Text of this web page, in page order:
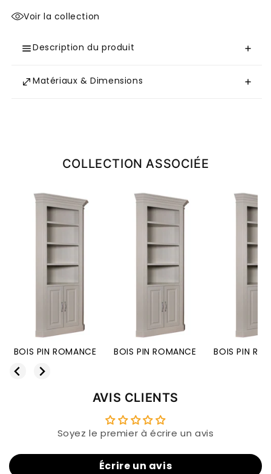
Voir la collection
Description du produit
Matériaux & Dimensions
COLLECTION ASSOCIÉE
BOIS PIN ROMANCE BOIS PIN ROMANCE BOIS PIN
AVIS CLIENTS
Soyez le premier à écrire un avis
Écrire un avis